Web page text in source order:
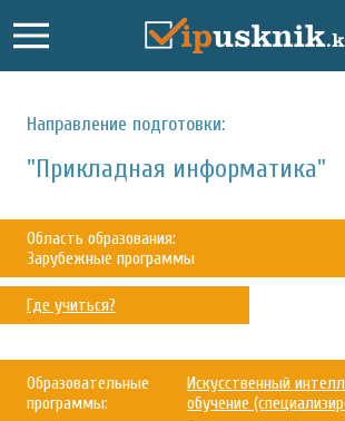
Направление подготовки:
"Прикладная информатика"
Область образования:
Зарубежные программы
Где учиться?
Образовательные
программы:
Искусственный
обучение